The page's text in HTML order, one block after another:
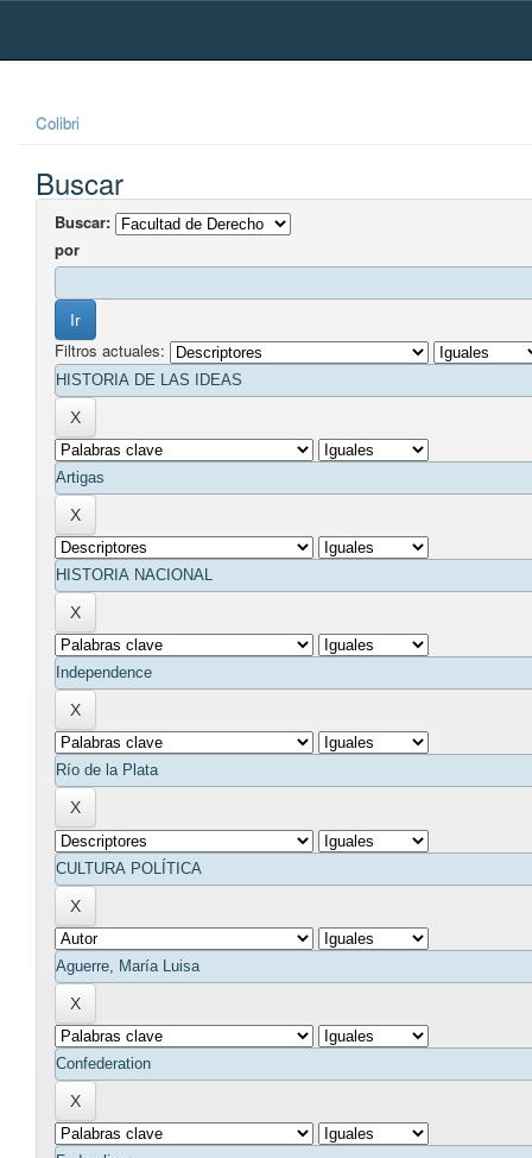
Skip
Colibri
Buscar
Buscar:
por
Filtros actuales: